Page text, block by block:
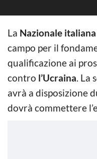
La Nazionale italiana
campo per il
qualificazione ai
contro l’Ucraina. La
avrà a disposizione
dovrà commettere